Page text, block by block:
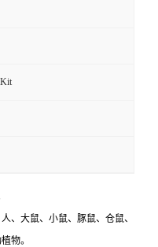
、大鼠、小鼠、豚鼠、仓鼠、
物。